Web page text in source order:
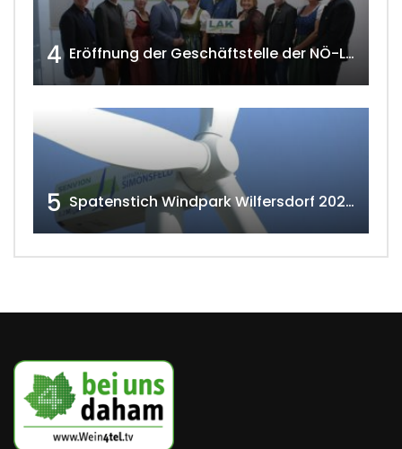
4 Eröffnung der Geschäftstelle der NÖ-Landarbeiterkammer in Mistelbach w4tv174
5 Spatenstich Windpark Wilfersdorf 2023 w4tv177